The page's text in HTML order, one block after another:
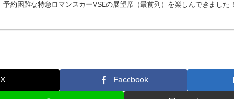
予約困難な特急ロマンスカーVSEの展望席（最前列）を楽しんできました！
X Facebook